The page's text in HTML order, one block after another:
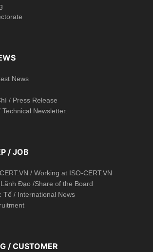
News
/ Press Release
Newsletter.
/ JOB
/ Working at ISO-CERT.VN
Đạo /Share of the Board
Tế / International News
/ CUSTOMER